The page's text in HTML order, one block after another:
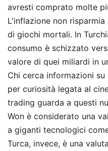
avresti comprato molte
L'inflazione non
di giochi mortali. In
consumo è schizzato
valore di quei miliardi in
Chi cerca informazioni
per curiosità legata al
trading guarda a questi
Won è considerato una
a giganti tecnologici
Turca, invece, è una